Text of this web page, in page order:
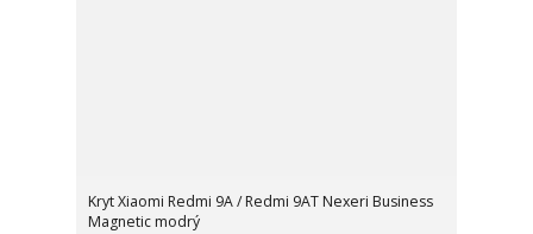
Kryt Xiaomi Redmi 9A / Redmi 9AT Nexeri Business
Magnetic modrý